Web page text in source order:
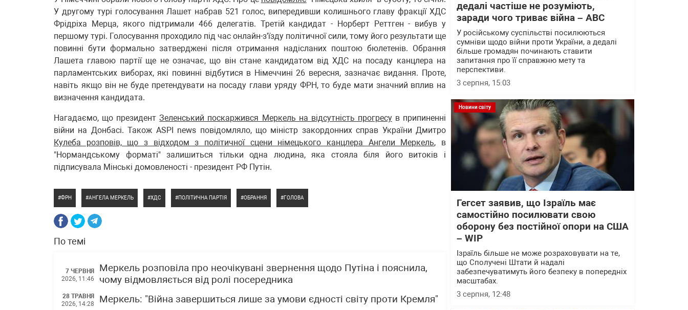
У другому турі голосування Лашет набрав 521 голос, випередивши колишнього главу фракції ХДС
Фрідріха Мерца, якого підтримали 466 делегатів. Третій кандидат - Норберт Реттген - вибув у
першому турі. Голосування проходило під час онлайн-з'їзду політичної сили, тому його результати ще
повинні бути формально затверджені після отримання надісланих поштою бюлетенів. Обрання
Лашета главою партії ще не означає, що він стане кандидатом від ХДС на посаду канцлера на
парламентських виборах, які повинні відбутися в Німеччині 26 вересня, зазначає видання. Проте,
навіть якщо він не буде претендувати на посаду глави уряду ФРН, то буде мати значний вплив на
визначення кандидата.
Нагадаємо, що президентЗеленський поскаржився Меркель на відсутність прогресув припиненні
війни на Донбасі. Також ASPI news повідомляло, що міністр закордонних справ України Дмитро
Кулеба розповів, що з відходом з політичної сцени німецького канцлера Ангели Меркель, в
"Нормандському форматі" залишиться тільки одна людина, яка стояла біля його витоків і
підписувала Мінські домовленості - президент РФ Путін.
ФРН АНГЕЛА МЕРКЕЛЬ ХДС ПОЛІТИЧНА ПАРТІЯ ОБРАННЯ ГОЛОВА
По темі
7 ЧЕРВНЯ
2026, 11:46
Меркель розповіла про неочікувані звернення щодо Путіна і пояснила,
чому відмовляється від ролі посередника
28 ТРАВНЯ
2026, 14:28
Меркель: "Війна завершиться лише за умови єдності світу проти Кремля"
дедалі частіше не розуміють,
заради чого триває війна – АВС
У російському суспільстві посилюються
сумніви щодо війни проти України, а дедалі
більше громадян починають ставити
запитання про її справжню мету та
перспективи.
3 серпня, 15:03
Новини світу
Гегсет заявив, що Ізраїль має
самостійно посилювати свою
оборону без постійної опори на США
– WІP
Ізраїль більше не може розраховувати на те,
що Сполучені Штати й надалі
забезпечуватимуть його безпеку в попередніх
масштабах.
3 серпня, 12:48